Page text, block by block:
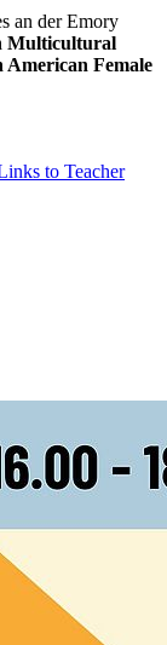
an der Emory
Multicultural
American Female
to Teacher